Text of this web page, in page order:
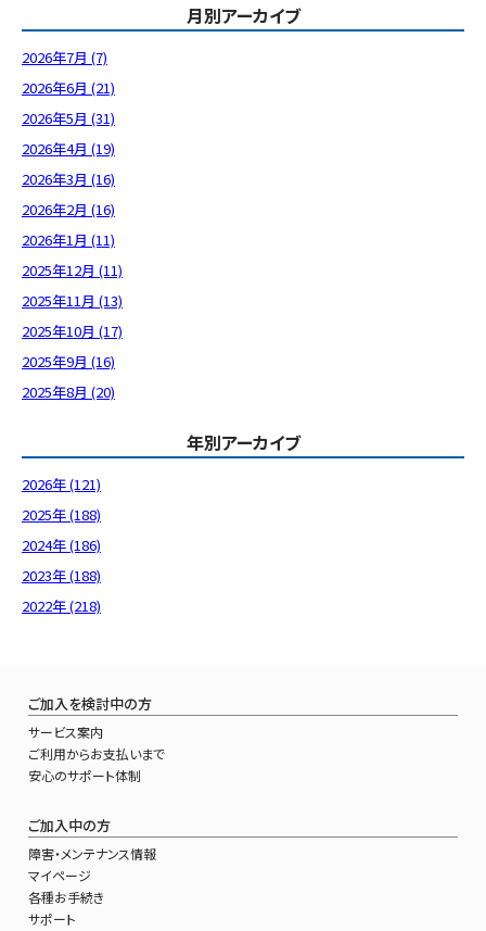
月別アーカイブ
2026年7月 (7)
2026年6月 (21)
2026年5月 (31)
2026年4月 (19)
2026年3月 (16)
2026年2月 (16)
2026年1月 (11)
2025年12月 (11)
2025年11月 (13)
2025年10月 (17)
2025年9月 (16)
2025年8月 (20)
年別アーカイブ
2026年 (121)
2025年 (188)
2024年 (186)
2023年 (188)
2022年 (218)
ご加入を検討中の方
サービス案内
ご利用からお支払いまで
安心のサポート体制
ご加入中の方
障害・メンテナンス情報
マイページ
各種お手続き
サポート